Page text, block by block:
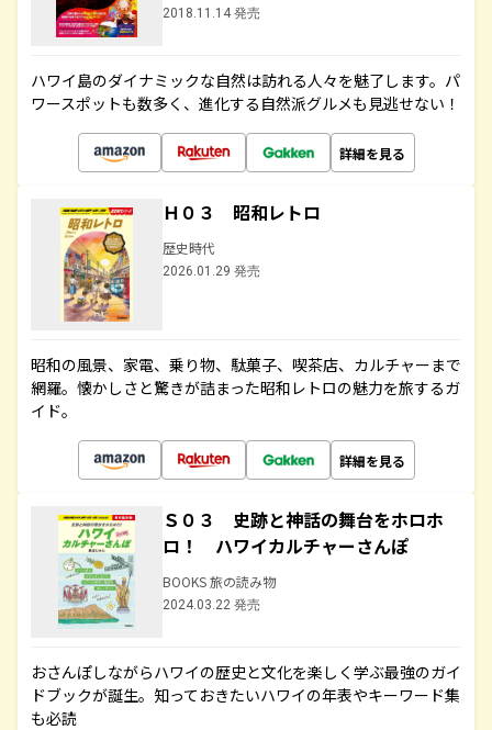
2018.11.14 発売
ハワイ島のダイナミックな自然は訪れる人々を魅了します。パ
ワースポットも数多く、進化する自然派グルメも見逃せない！
詳細を見る
Ｈ０３ 昭和レトロ
歴史時代
2026.01.29 発売
昭和の風景、家電、乗り物、駄菓子、喫茶店、カルチャーまで
網羅。懐かしさと驚きが詰まった昭和レトロの魅力を旅するガ
イド。
詳細を見る
Ｓ０３ 史跡と神話の舞台をホロホ
ロ！ ハワイカルチャーさんぽ
BOOKS 旅の読み物
2024.03.22 発売
おさんぽしながらハワイの歴史と文化を楽しく学ぶ最強のガイ
ドブックが誕生。知っておきたいハワイの年表やキーワード集
も必読